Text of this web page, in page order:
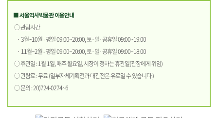
■ 서울역사박물관 이용안내
○ 관람시간
· 3월~10월 - 평일 09:00~20:00, 토·일·공휴일 09:00~19:00
· 11월~2월 - 평일 09:00~20:00, 토·일·공휴일 09:00~18:00
○ 휴관일 : 1월 1일, 매주 월요일, 시장이 정하는 휴관일(관장에게 위임)
○ 관람료 : 무료 (일부자체기획전과 대관전은 유료일 수 있습니다.)
○ 문의 : 20)724-0274~6